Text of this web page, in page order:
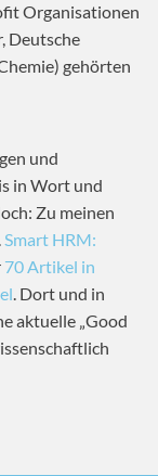
Organisationen
Deutsche
gehörten
und
in Wort und
Zu meinen
Smart HRM:
70 Artikel in
. Dort und in
aktuelle „Good